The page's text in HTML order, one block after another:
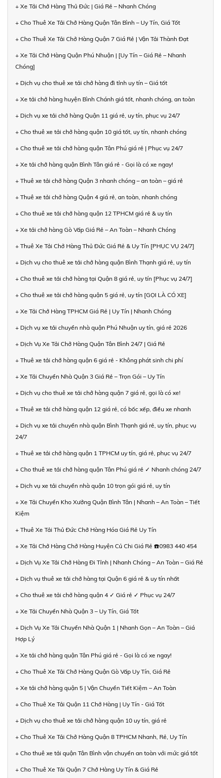
+ Xe Tải Chở Hàng Thủ Đức | Giá Rẻ – Nhanh Chóng
+ Cho Thuê Xe Tải Chở Hàng Quận Tân Bình – Uy Tín, Giá Tốt
+ Cho Thuê Xe Tải Chở Hàng Quận 7 Giá Rẻ | Vận Tải Thành Đạt
+ Xe Tải Chở Hàng Quận Phú Nhuận | [Uy Tín – Giá Rẻ – Nhanh
Chóng]
+ Dịch vụ cho thuê xe tải chở hàng đi tỉnh uy tín – Giá tốt
+ Xe tải chở hàng huyện Bình Chánh giá tốt, nhanh chóng, an toàn
+ Dịch vụ xe tải chở hàng Quận 11 giá rẻ, uy tín, phục vụ 24/7
+ Cho thuê xe tải chở hàng quận 10 giá tốt, uy tín, nhanh chóng
+ Cho thuê xe tải chở hàng quận Tân Phú giá rẻ | Phục vụ 24/7
+ Xe tải chở hàng quận Bình Tân giá rẻ - Gọi là có xe ngay!
+ Thuê xe tải chở hàng Quận 3 nhanh chóng – an toàn – giá rẻ
+ Thuê xe tải chở hàng Quận 4 giá rẻ, an toàn, nhanh chóng
+ Cho thuê xe tải chở hàng quận 12 TPHCM giá rẻ & uy tín
+ Xe tải chở hàng Gò Vấp Giá Rẻ – An Toàn – Nhanh Chóng
+ Thuê Xe Tải Chở Hàng Thủ Đức Giá Rẻ & Uy Tín [PHỤC VỤ 24/7]
+ Dịch vụ cho thuê xe tải chở hàng quận Bình Thạnh giá rẻ, uy tín
+ Cho thuê xe tải chở hàng tại Quận 8 giá rẻ, uy tín [Phục vụ 24/7]
+ Cho thuê xe tải chở hàng quận 5 giá rẻ, uy tín [GỌI LÀ CÓ XE]
+ Xe Tải Chở Hàng TPHCM Giá Rẻ | Uy Tín | Nhanh Chóng
+ Dịch vụ xe tải chuyển nhà quận Phú Nhuận uy tín, giá rẻ 2026
+ Dịch Vụ Xe Tải Chở Hàng Quận Tân Bình 24/7 | Giá Rẻ
+ Thuê xe tải chở hàng quận 6 giá rẻ - Không phát sinh chi phí
+ Xe Tải Chuyển Nhà Quận 3 Giá Rẻ – Trọn Gói – Uy Tín
+ Dịch vụ cho thuê xe tải chở hàng quận 7 giá rẻ, gọi là có xe!
+ Thuê xe tải chở hàng quận 12 giá rẻ, có bốc xếp, điều xe nhanh
+ Dịch vụ xe tải chuyển nhà quận Bình Thạnh giá rẻ, uy tín, phục vụ
24/7
+ Thuê xe tải chở hàng quận 1 TPHCM uy tín, giá rẻ, phục vụ 24/7
+ Cho thuê xe tải chở hàng quận Tân Phú giá rẻ ✓ Nhanh chóng 24/7
+ Dịch vụ xe tải chuyển nhà quận 10 trọn gói giá rẻ, uy tín
+ Xe Tải Chuyển Kho Xưởng Quận Bình Tân | Nhanh – An Toàn – Tiết
Kiệm
+ Thuê Xe Tải Thủ Đức Chở Hàng Hóa Giá Rẻ Uy Tín
+ Xe Tải Chở Hàng Chở Hàng Huyện Củ Chi Giá Rẻ ☎️0983 440 454
+ Dịch Vụ Xe Tải Chở Hàng Đi Tỉnh | Nhanh Chóng – An Toàn – Giá Rẻ
+ Dịch vụ thuê xe tải chở hàng tại Quận 6 giá rẻ & uy tín nhất
+ Cho thuê xe tải chở hàng quận 4 ✓ Giá rẻ ✓ Phục vụ 24/7
+ Xe Tải Chuyển Nhà Quận 3 – Uy Tín, Giá Tốt
+ Dịch Vụ Xe Tải Chuyển Nhà Quận 1 | Nhanh Gọn – An Toàn – Giá
Hợp Lý
+ Xe tải chở hàng quận Tân Phú giá rẻ - Gọi là có xe ngay!
+ Cho Thuê Xe Tải Chở Hàng Quận Gò Vấp Uy Tín, Giá Rẻ
+ Xe tải chở hàng quận 5 | Vận Chuyển Tiết Kiệm – An Toàn
+ Cho Thuê Xe Tải Quận 11 Chở Hàng | Uy Tín - Giá Tốt
+ Dịch vụ cho thuê xe tải chở hàng quận 10 uy tín, giá rẻ
+ Cho Thuê Xe Tải Chở Hàng Quận 8 TPHCM Nhanh, Rẻ, Uy Tín
+ Cho thuê xe tải quận Tân Bình vận chuyển an toàn với mức giá tốt
+ Cho Thuê Xe Tải Quận 7 Chở Hàng Uy Tín & Giá Rẻ